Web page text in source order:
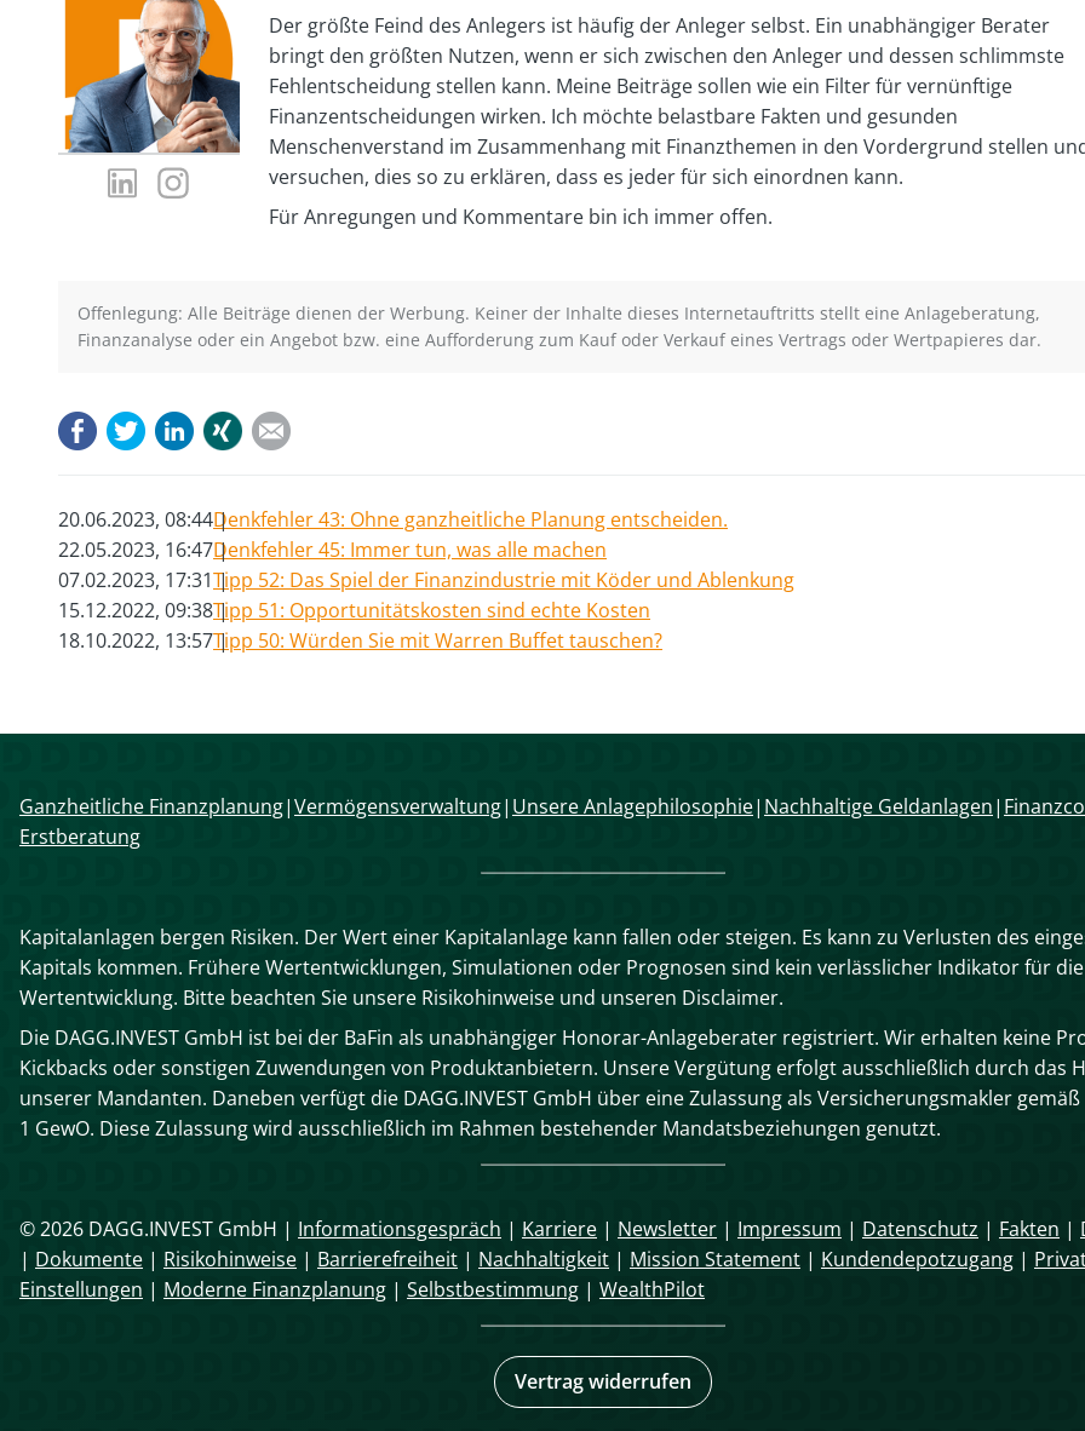
LinkedIn-
Profil
Instagram-
Der größte Feind des Anlegers ist häufig der Anleger selbst. Ein unabhängiger Berater
bringt den größten Nutzen, wenn er sich zwischen den Anleger und dessen schlimmste
Fehlentscheidung stellen kann. Meine Beiträge sollen wie ein Filter für vernünftige
Finanzentscheidungen wirken. Ich möchte belastbare Fakten und gesunden
Menschenverstand im Zusammenhang mit Finanzthemen in den Vordergrund stellen
versuchen, dies so zu erklären, dass es jeder für sich einordnen kann.
Für Anregungen und Kommentare bin ich immer offen.
Offenlegung: Alle Beiträge dienen der Werbung. Keiner der Inhalte dieses Internetauftritts stellt eine Anlageberatung,
Finanzanalyse oder ein Angebot bzw. eine Aufforderung zum Kauf oder Verkauf eines Vertrags oder Wertpapieres dar.
FacebookTwitterLinkedIn
Xing
20.06.2023, 08:44Denkfehler 43: Ohne ganzheitliche Planung entscheiden.
22.05.2023, 16:47Denkfehler 45: Immer tun, was alle machen
07.02.2023, 17:31Tipp 52: Das Spiel der Finanzindustrie mit Köder und Ablenkung
15.12.2022, 09:38Tipp 51: Opportunitätskosten sind echte Kosten
18.10.2022, 13:57Tipp 50: Würden Sie mit Warren Buffet tauschen?
Navigation
überspringen
Ganzheitliche Finanzplanung Vermögensverwaltung Unsere Anlagephilosophie Nachhaltige Geldanlagen
Erstberatung
Kapitalanlagen bergen Risiken. Der Wert einer Kapitalanlage kann fallen oder steigen. Es kann zu Verlusten des
Kapitals kommen. Frühere Wertentwicklungen, Simulationen oder Prognosen sind kein verlässlicher Indikator für
Wertentwicklung. Bitte beachten Sie unsere Risikohinweise und unseren Disclaimer.
Die DAGG.INVEST GmbH ist bei der BaFin als unabhängiger Honorar-Anlageberater registriert. Wir erhalten keine
Kickbacks oder sonstigen Zuwendungen von Produktanbietern. Unsere Vergütung erfolgt ausschließlich durch das
unserer Mandanten. Daneben verfügt die DAGG.INVEST GmbH über eine Zulassung als Versicherungsmakler gemäß
1 GewO. Diese Zulassung wird ausschließlich im Rahmen bestehender Mandatsbeziehungen genutzt.
© 2026 DAGG.INVEST GmbH | Informationsgespräch | Karriere | Newsletter | Impressum | Datenschutz | Fakten |
| Dokumente | Risikohinweise | Barrierefreiheit | Nachhaltigkeit | Mission Statement | Kundendepotzugang |
Einstellungen | Moderne Finanzplanung | Selbstbestimmung | WealthPilot
Vertrag widerrufen